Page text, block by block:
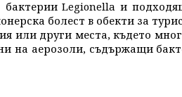
бактерии Legionella и
болест в обекти за
или други места, където
на аерозоли, съдържащи